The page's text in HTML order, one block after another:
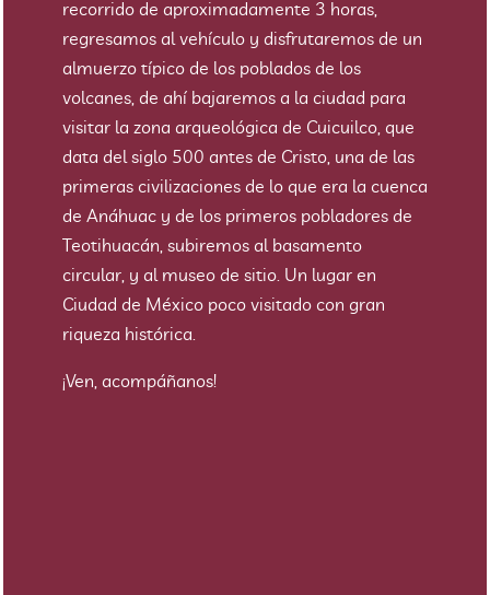
recorrido de aproximadamente 3 horas,
regresamos al vehículo y disfrutaremos de un
almuerzo típico de los poblados de los
volcanes, de ahí bajaremos a la ciudad para
visitar la zona arqueológica de Cuicuilco, que
data del siglo 500 antes de Cristo, una de las
primeras civilizaciones de lo que era la cuenca
de Anáhuac y de los primeros pobladores de
Teotihuacán, subiremos al basamento
circular, y al museo de sitio. Un lugar en
Ciudad de México poco visitado con gran
riqueza histórica.
¡Ven, acompáñanos!